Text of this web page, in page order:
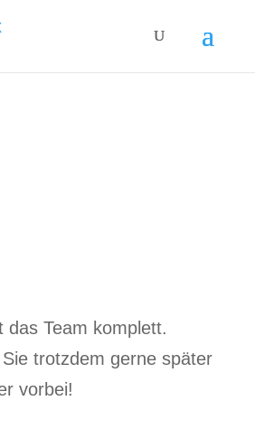
das Team komplett.
trotzdem gerne später
vorbei!